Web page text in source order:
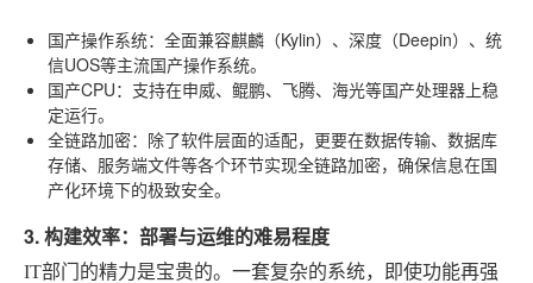
国产操作系统：全面兼容麒麟（Kylin）、深度（Deepin）、统
信UOS等主流国产操作系统。
国产CPU：支持在申威、鲲鹏、飞腾、海光等国产处理器上稳
定运行。
全链路加密：除了软件层面的适配，更要在数据传输、数据库
存储、服务端文件等各个环节实现全链路加密，确保信息在国
产化环境下的极致安全。
3. 构建效率：部署与运维的难易程度
IT部门的精力是宝贵的。一套复杂的系统，即使功能再强